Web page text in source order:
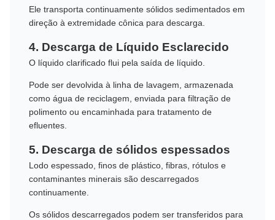
Ele transporta continuamente sólidos sedimentados em
direção à extremidade cônica para descarga.
4. Descarga de Líquido Esclarecido
O líquido clarificado flui pela saída de líquido.
Pode ser devolvida à linha de lavagem, armazenada
como água de reciclagem, enviada para filtração de
polimento ou encaminhada para tratamento de
efluentes.
5. Descarga de sólidos espessados
Lodo espessado, finos de plástico, fibras, rótulos e
contaminantes minerais são descarregados
continuamente.
Os sólidos descarregados podem ser transferidos para